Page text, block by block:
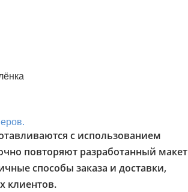
с использованием
повторяют разработанный макет
способы заказа и доставки,
клиентов.